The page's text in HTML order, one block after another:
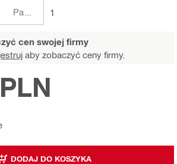
1
cen swojej firmy
aby zobaczyć ceny firmy.
DODAJ DO KOSZYKA